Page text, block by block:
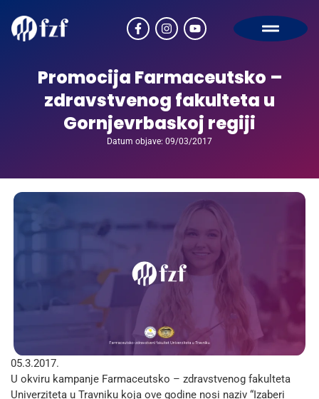
Promocija Farmaceutsko –
zdravstvenog fakulteta u
Gornjevrbaskoj regiji
Datum objave: 09/03/2017
05.3.2017.
U okviru kampanje Farmaceutsko – zdravstvenog fakulteta
Univerziteta u Travniku koja ove godine nosi naziv “Izaberi